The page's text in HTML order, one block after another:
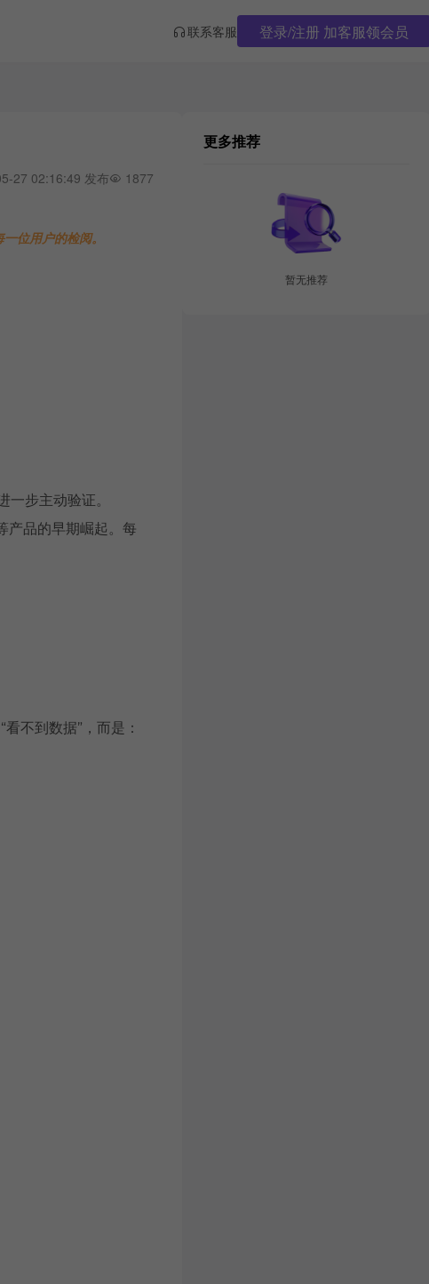
联系客服 登录/注册 加客服领会员
27 02:16:49 发布 1877
位用户的检阅。
一步主动验证。
品的早期崛起。每
不到数据”，而是：
更多推荐
暂无推荐